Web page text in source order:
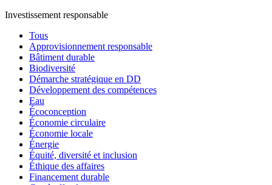
Investissement responsable
Tous
Approvisionnement responsable
Bâtiment durable
Biodiversité
Démarche stratégique en DD
Développement des compétences
Eau
Écoconception
Économie circulaire
Économie locale
Énergie
Équité, diversité et inclusion
Éthique des affaires
Financement durable